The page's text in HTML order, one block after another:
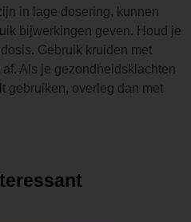
in lage dosering, kunnen
bijwerkingen geven. Houd je
Gebruik kruiden met
Als je gezondheidsklachten
gebruiken, overleg dan met